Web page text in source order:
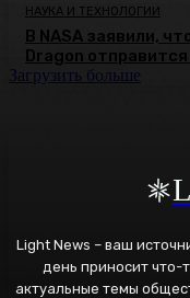
НАУКА И ТЕХНОЛОГИИ
В NASA заявили,
Dragon
Загрузить больше
Light News – ваш
день приносит что-
актуальные темы